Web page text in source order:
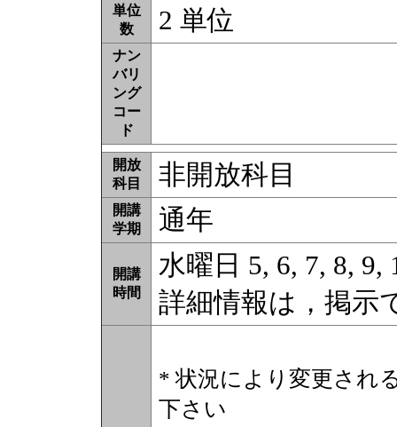
単位
数
2 単位
ナン
バリ
ング
コー
ド
開放
科目
非開放科目
開講
学期
通年
開講
時間
水曜日 5, 6, 7, 8, 9,
詳細情報は，掲示
* 状況により変更され
下さい